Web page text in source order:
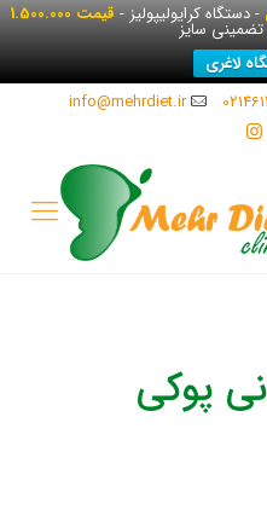
- دستگاه کرایولیپولیز - قیمت 1.500.000
سایز
لاغری
info@mehrdiet.ir
پوکی